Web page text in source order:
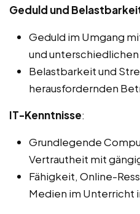
Geduld und
Geduld im Umgang
und
Belastbarkeit und
herausfordernden
IT-Kenntnisse:
Grundlegende
Vertrautheit mit
Fähigkeit, Online-
Medien im Unterricht